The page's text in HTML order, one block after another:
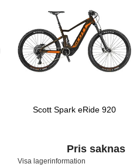
Scott Spark eRide 920
Pris saknas
Visa lagerinformation